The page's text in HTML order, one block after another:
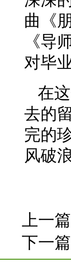
曲《
《导
对毕
在
去的
完的
风破
上一
下一篇